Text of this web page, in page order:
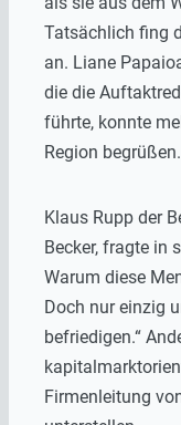
Tatsächlich fing
an. Liane
die die
führte, konnte
Region begrüßen.
Klaus Rupp der
Becker, fragte in
Warum diese
Doch nur einzig
befriedigen.“
Firmenleitung